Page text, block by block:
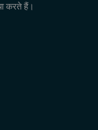
करते हैं।